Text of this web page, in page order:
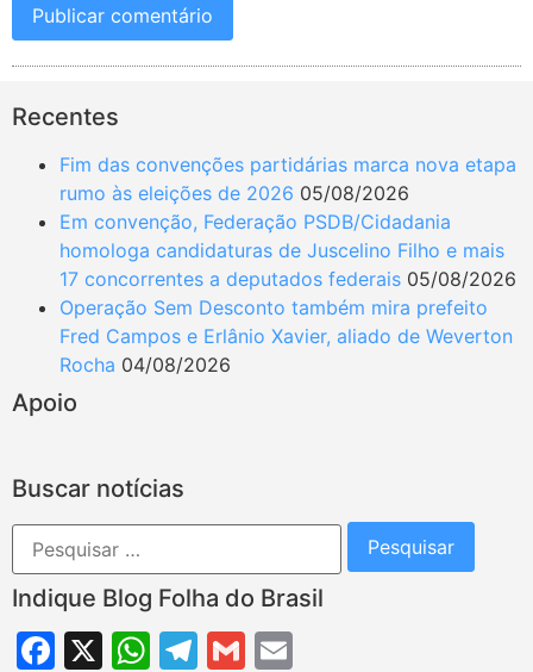
Recentes
Fim das convenções partidárias marca nova etapa
rumo às eleições de 2026 05/08/2026
Em convenção, Federação PSDB/Cidadania
homologa candidaturas de Juscelino Filho e mais
17 concorrentes a deputados federais 05/08/2026
Operação Sem Desconto também mira prefeito
Fred Campos e Erlânio Xavier, aliado de Weverton
Rocha 04/08/2026
Apoio
Buscar notícias
Indique Blog Folha do Brasil
Facebook
X WhatsApp
Telegram
Gmail